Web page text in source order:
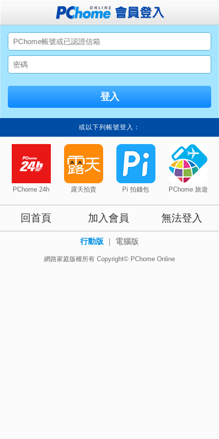
或以下列帳號登入：
PChome 24h 露天拍賣 Pi 拍錢包 PChome 旅遊
回首頁 加入會員 無法登入
行動版 電腦版
網路家庭版權所有 Copyright© PChome Online